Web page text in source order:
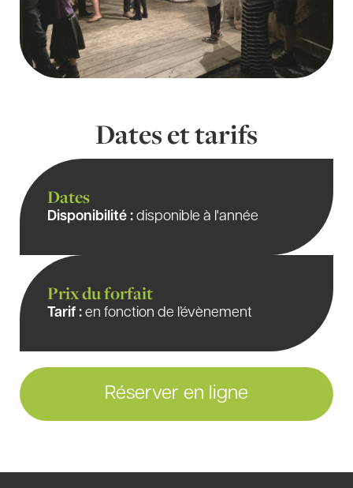
Dates et tarifs
Dates
Disponibilité : disponible à l'année
Prix du forfait
Tarif : en fonction de l’évènement
Réserver en ligne